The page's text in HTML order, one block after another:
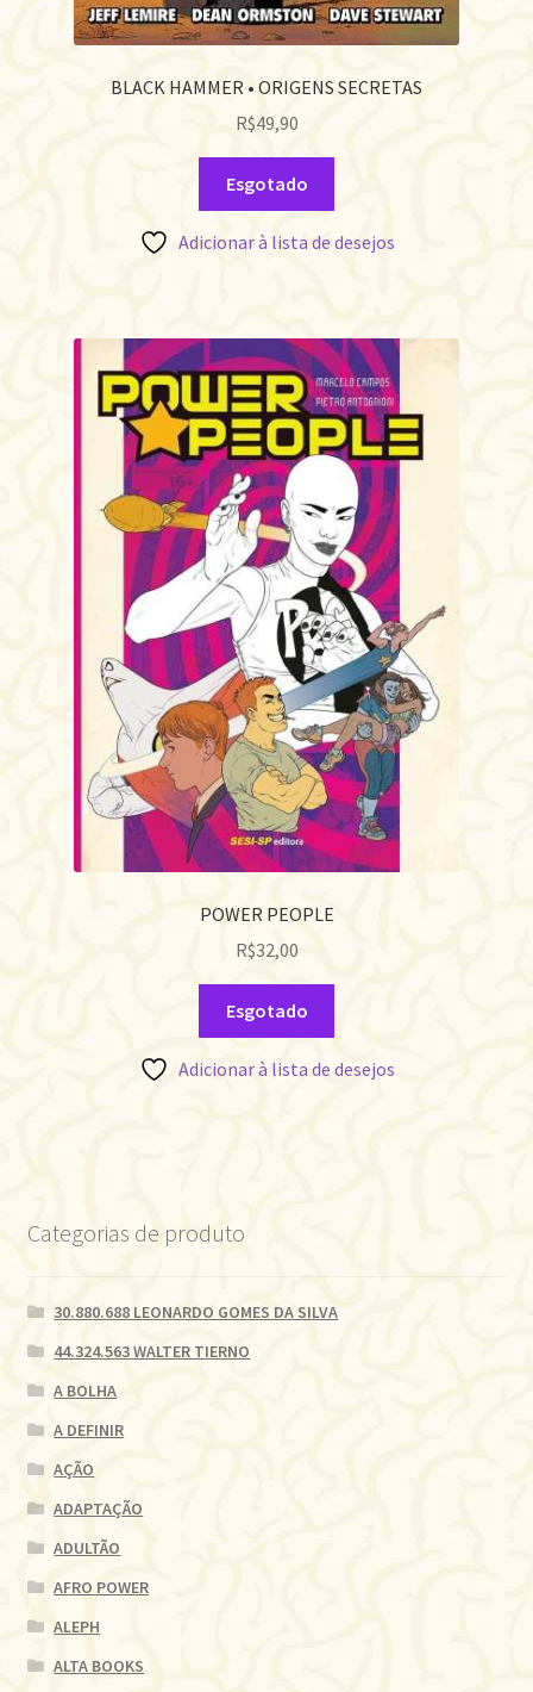
BLACK HAMMER • ORIGENS SECRETAS
R$49,90
Esgotado
Adicionar à lista de desejos
POWER PEOPLE
R$32,00
Esgotado
Adicionar à lista de desejos
Categorias de produto
30.880.688 LEONARDO GOMES DA SILVA
44.324.563 WALTER TIERNO
A BOLHA
A DEFINIR
AÇÃO
ADAPTAÇÃO
ADULTÃO
AFRO POWER
ALEPH
ALTA BOOKS